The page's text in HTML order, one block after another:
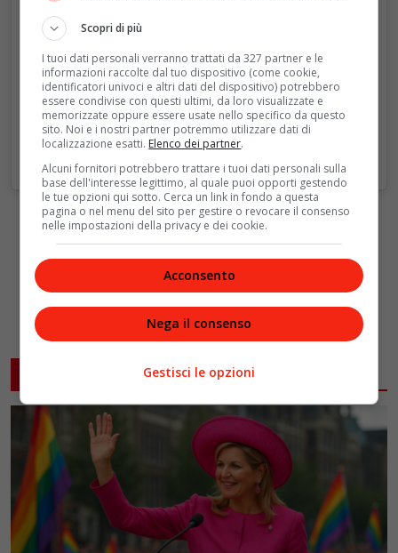
ARTICOLI CORRELATI
Scopri di più
I tuoi dati personali verranno trattati da 327 partner e le
informazioni raccolte dal tuo dispositivo (come cookie,
identificatori univoci e altri dati del dispositivo) potrebbero
essere condivise con questi ultimi, da loro visualizzate e
memorizzate oppure essere usate nello specifico da questo
sito. Noi e i nostri partner potremmo utilizzare dati di
localizzazione esatti. Elenco dei partner.
Alcuni fornitori potrebbero trattare i tuoi dati personali sulla
base dell'interesse legittimo, al quale puoi opporti gestendo
le tue opzioni qui sotto. Cerca un link in fondo a questa
pagina o nel menu del sito per gestire o revocare il consenso
nelle impostazioni della privacy e dei cookie.
Acconsento
Nega il consenso
Gestisci le opzioni